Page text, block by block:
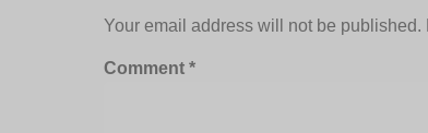
Your email address will not be published.
Comment *